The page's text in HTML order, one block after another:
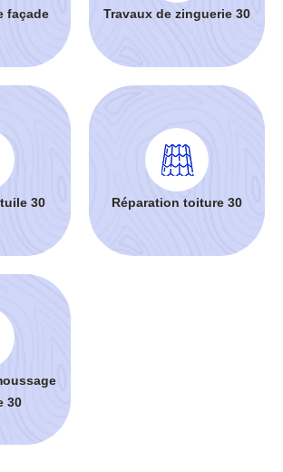
façade
Travaux de zinguerie 30
30 Réparation toiture 30
30